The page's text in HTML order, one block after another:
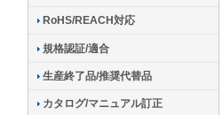
RoHS/REACH対応
規格認証/適合
生産終了品/推奨代替品
カタログ/マニュアル訂正